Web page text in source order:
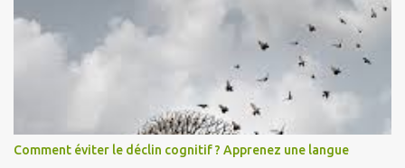
Comment éviter le déclin cognitif ? Apprenez une langue